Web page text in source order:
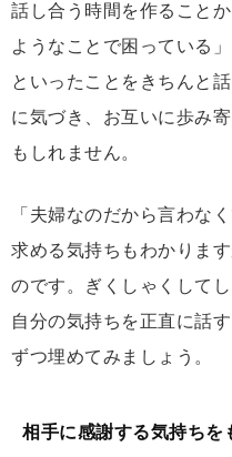
話し合う時間を作ること
ようなことで困っている
といったことをきちんと
に気づき、お互いに歩み
もしれません。
「夫婦なのだから言わな
求める気持ちもわかりま
のです。ぎくしゃくして
自分の気持ちを正直に話
ずつ埋めてみましょう。
相手に感謝する気持ちを